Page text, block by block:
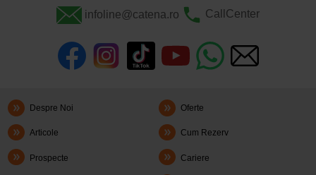
infoline@catena.ro CallCenter
Despre Noi Oferte
Articole Cum Rezerv
Prospecte Cariere